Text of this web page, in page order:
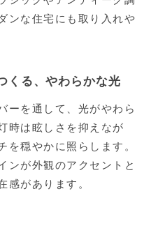
ンな住宅にも取り入れや
くる、やわらかな光
ーを通して、光がやわら
時は眩しさを抑えなが
を穏やかに照らします。
ンが外観のアクセントと
感があります。